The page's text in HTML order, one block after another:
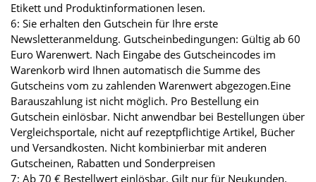
Etikett und Produktinformationen lesen.
6: Sie erhalten den Gutschein für Ihre erste
Newsletteranmeldung. Gutscheinbedingungen: Gültig ab 60
Euro Warenwert. Nach Eingabe des Gutscheincodes im
Warenkorb wird Ihnen automatisch die Summe des
Gutscheins vom zu zahlenden Warenwert abgezogen.Eine
Barauszahlung ist nicht möglich. Pro Bestellung ein
Gutschein einlösbar. Nicht anwendbar bei Bestellungen über
Vergleichsportale, nicht auf rezeptpflichtige Artikel, Bücher
und Versandkosten. Nicht kombinierbar mit anderen
Gutscheinen, Rabatten und Sonderpreisen
7: Ab 70 € Bestellwert einlösbar. Gilt nur für Neukunden.